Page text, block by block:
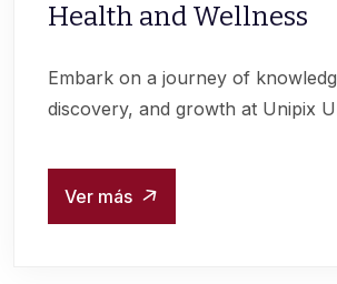
Health and Wellness
Embark on a journey of
discovery, and growth at Unipix
Ver más